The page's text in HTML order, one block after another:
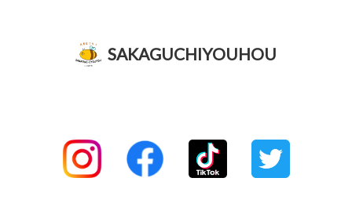
SAKAGUCHIYOUHOU